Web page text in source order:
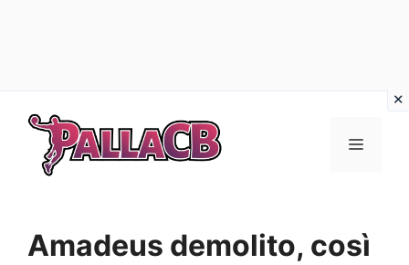
contenuto
Menu
Amadeus demolito, così